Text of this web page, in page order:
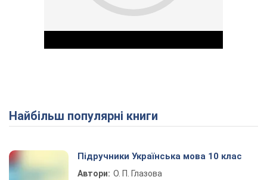
Play Video
Найбільш популярні книги
Підручники Українська мова 10 клас
Автори: О. П. Глазова